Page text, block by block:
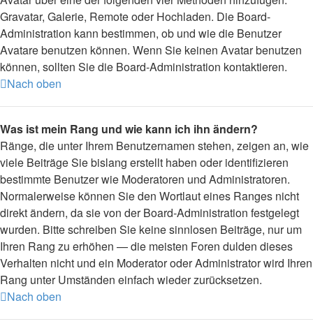
Gravatar, Galerie, Remote oder Hochladen. Die Board-
Administration kann bestimmen, ob und wie die Benutzer
Avatare benutzen können. Wenn Sie keinen Avatar benutzen
können, sollten Sie die Board-Administration kontaktieren.
Nach oben
Was ist mein Rang und wie kann ich ihn ändern?
Ränge, die unter Ihrem Benutzernamen stehen, zeigen an, wie
viele Beiträge Sie bislang erstellt haben oder identifizieren
bestimmte Benutzer wie Moderatoren und Administratoren.
Normalerweise können Sie den Wortlaut eines Ranges nicht
direkt ändern, da sie von der Board-Administration festgelegt
wurden. Bitte schreiben Sie keine sinnlosen Beiträge, nur um
Ihren Rang zu erhöhen — die meisten Foren dulden dieses
Verhalten nicht und ein Moderator oder Administrator wird Ihren
Rang unter Umständen einfach wieder zurücksetzen.
Nach oben